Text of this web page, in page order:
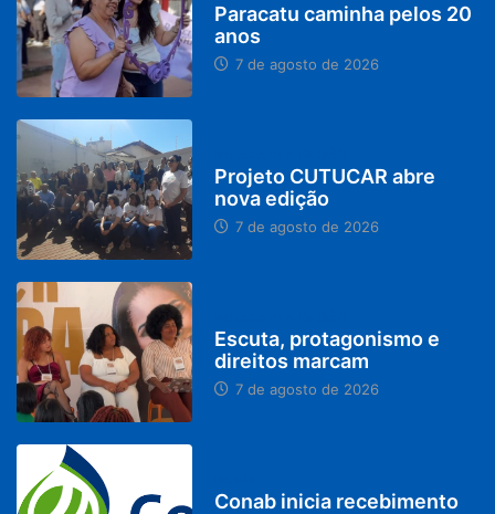
Paracatu caminha pelos 20
anos
7 de agosto de 2026
Projeto CUTUCAR abre
nova edição
7 de agosto de 2026
Escuta, protagonismo e
direitos marcam
7 de agosto de 2026
Conab inicia recebimento